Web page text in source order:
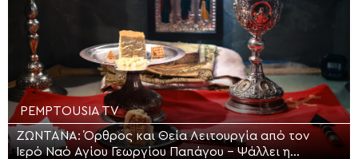
PEMPTOUSIA TV
ΖΩΝΤΑΝΑ: Όρθρος και Θεία Λειτουργία από τον
Ιερό Ναό Αγίου Γεωργίου Παπάγου – Ψάλλει η